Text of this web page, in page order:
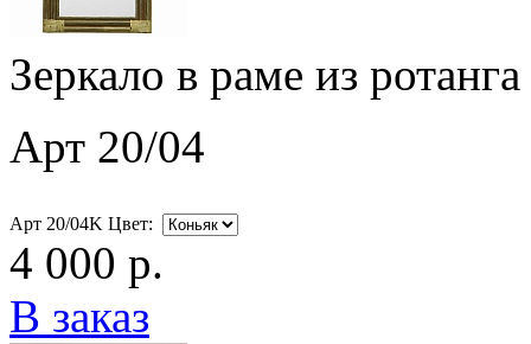
Зеркало в раме из
Арт 20/04
Арт 20/04K Цвет:
4 000 р.
В заказ